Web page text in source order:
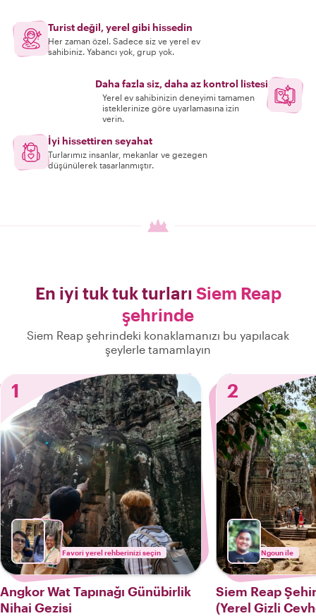
Turist değil, yerel gibi hissedin
Her zaman özel. Sadece siz ve yerel ev
sahibiniz. Yabancı yok, grup yok.
Daha fazla siz, daha az kontrol listesi
Yerel ev sahibinizin deneyimi tamamen
isteklerinize göre uyarlamasına izin
verin.
İyi hissettiren seyahat
Turlarımız insanlar, mekanlar ve gezegen
düşünülerek tasarlanmıştır.
En iyi tuk tuk turları Siem Reap
şehrinde
Siem Reap şehrindeki konaklamanızı bu yapılacak
şeylerle tamamlayın
1
Favori yerel rehberinizi seçin
Angkor Wat Tapınağı Günübirlik
Nihai Gezisi
2
Ngoun ile
Siem Reap
(Yerel Gizli